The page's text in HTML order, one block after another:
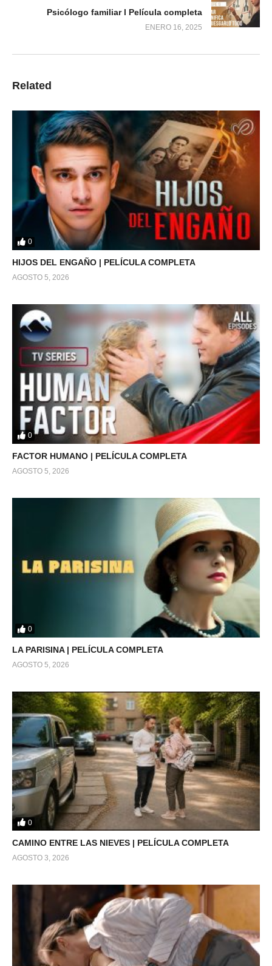
Psicólogo familiar l Película completa
ENERO 16, 2025
Related
0
HIJOS DEL ENGAÑO | PELÍCULA COMPLETA
AGOSTO 5, 2026
0
FACTOR HUMANO | PELÍCULA COMPLETA
AGOSTO 5, 2026
0
LA PARISINA | PELÍCULA COMPLETA
AGOSTO 5, 2026
0
CAMINO ENTRE LAS NIEVES | PELÍCULA COMPLETA
AGOSTO 3, 2026